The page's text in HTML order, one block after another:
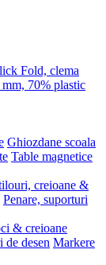
Fold, clema
70% plastic
Ghiozdane scoala
Table magnetice
creioane &
Penare, suporturi
& creioane
de desen Markere